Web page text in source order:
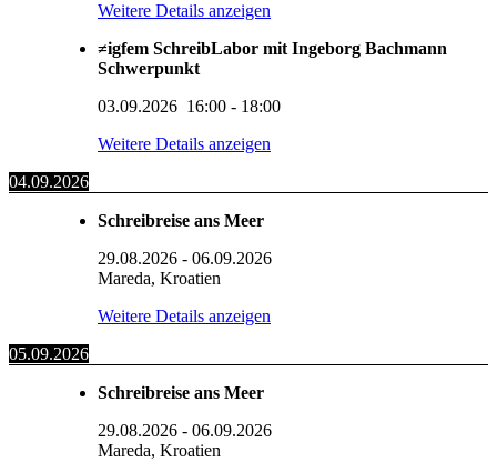
Weitere Details anzeigen
≠igfem SchreibLabor mit Ingeborg Bachmann
Schwerpunkt
03.09.2026 16:00 - 18:00
Weitere Details anzeigen
04.09.2026
Schreibreise ans Meer
29.08.2026 - 06.09.2026
Mareda, Kroatien
Weitere Details anzeigen
05.09.2026
Schreibreise ans Meer
29.08.2026 - 06.09.2026
Mareda, Kroatien